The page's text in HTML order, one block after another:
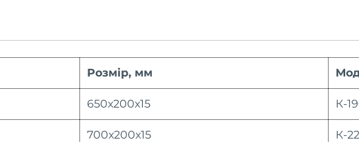
Розмір, мм
650х200х15 К-
700х200х15
К-